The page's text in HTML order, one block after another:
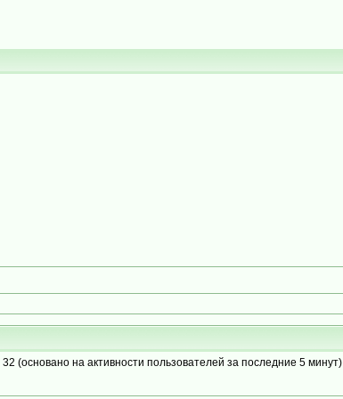
32 (основано на активности пользователей за последние 5 минут)